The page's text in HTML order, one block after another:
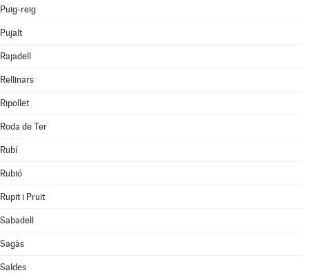
Puig-reig
Pujalt
Rajadell
Rellinars
Ripollet
Roda de Ter
Rubí
Rubió
Rupit i Pruit
Sabadell
Sagàs
Saldes